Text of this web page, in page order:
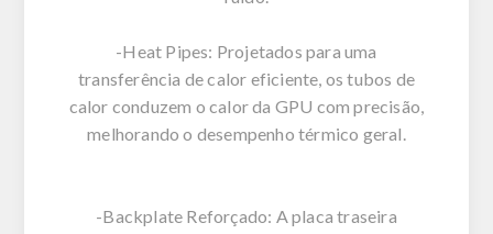
-Heat Pipes: Projetados para uma
transferência de calor eficiente, os tubos de
calor conduzem o calor da GPU com precisão,
melhorando o desempenho térmico geral.
-Backplate Reforçado: A placa traseira